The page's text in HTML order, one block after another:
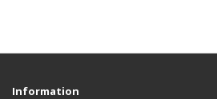
Information